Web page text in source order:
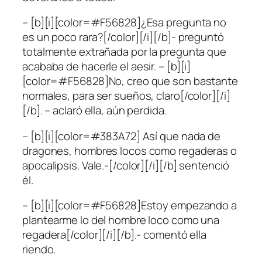
– [b][i][color=#F56828]¿Esa pregunta no
es un poco rara?[/color][/i][/b]- preguntó
totalmente extrañada por la pregunta que
acababa de hacerle el aesir. – [b][i]
[color=#F56828]No, creo que son bastante
normales, para ser sueños, claro[/color][/i]
[/b]. – aclaró ella, aún perdida.
– [b][i][color=#383A72] Así que nada de
dragones, hombres locos como regaderas o
apocalipsis. Vale.-[/color][/i][/b] sentenció
él.
– [b][i][color=#F56828]Estoy empezando a
plantearme lo del hombre loco como una
regadera[/color][/i][/b].- comentó ella
riendo.